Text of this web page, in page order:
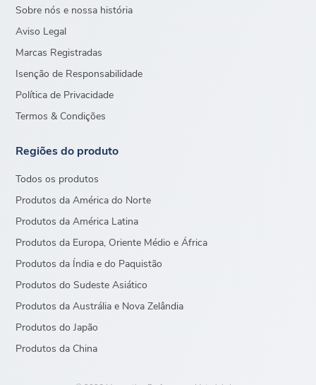
Sobre nós e nossa história
Aviso Legal
Marcas Registradas
Isenção de Responsabilidade
Política de Privacidade
Termos & Condições
Regiões do produto
Todos os produtos
Produtos da América do Norte
Produtos da América Latina
Produtos da Europa, Oriente Médio e África
Produtos da Índia e do Paquistão
Produtos do Sudeste Asiático
Produtos da Austrália e Nova Zelândia
Produtos do Japão
Produtos da China